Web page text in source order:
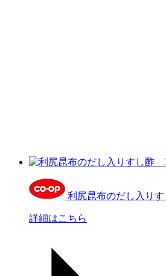
利尻昆布のだし入り
詳細はこちら